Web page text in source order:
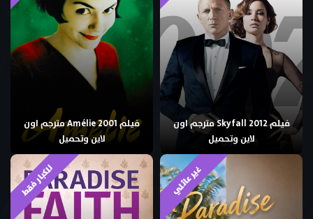
فيلم Skyfall 2012 مترجم اون
لاين وتحميل
فيلم Amélie 2001 مترجم اون
لاين وتحميل
غير عائلي للكبار فقط